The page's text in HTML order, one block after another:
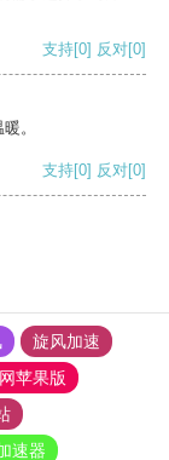
支持[0] 反对[0]
。
支持[0] 反对[0]
旋风加速
苹果版
速器